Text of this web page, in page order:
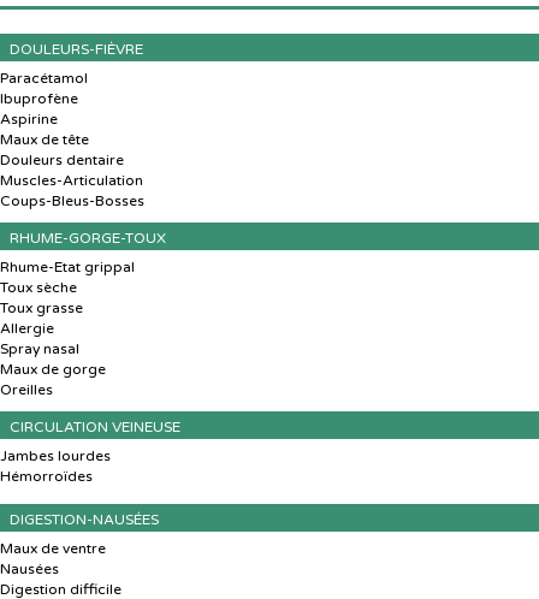
DOULEURS-FIÈVRE
Paracétamol
Ibuprofène
Aspirine
Maux de tête
Douleurs dentaire
Muscles-Articulation
Coups-Bleus-Bosses
RHUME-GORGE-TOUX
Rhume-Etat grippal
Toux sèche
Toux grasse
Allergie
Spray nasal
Maux de gorge
Oreilles
CIRCULATION VEINEUSE
Jambes lourdes
Hémorroïdes
DIGESTION-NAUSÉES
Maux de ventre
Nausées
Digestion difficile